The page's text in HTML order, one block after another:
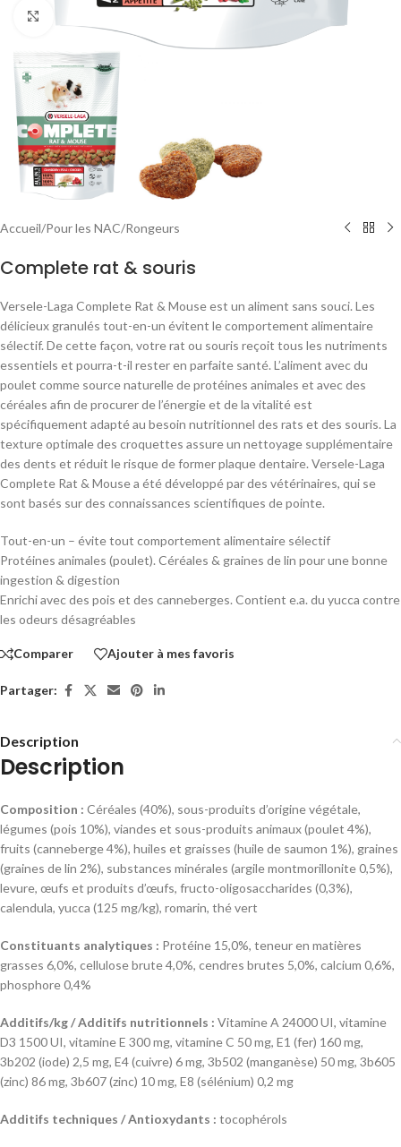
Accueil/Pour les NAC/Rongeurs
Complete rat & souris
Versele-Laga Complete Rat & Mouse est un aliment sans souci. Les
délicieux granulés tout-en-un évitent le comportement alimentaire
sélectif. De cette façon, votre rat ou souris reçoit tous les nutriments
essentiels et pourra-t-il rester en parfaite santé. L’aliment avec du
poulet comme source naturelle de protéines animales et avec des
céréales afin de procurer de l’énergie et de la vitalité est
spécifiquement adapté au besoin nutritionnel des rats et des souris. La
texture optimale des croquettes assure un nettoyage supplémentaire
des dents et réduit le risque de former plaque dentaire. Versele-Laga
Complete Rat & Mouse a été développé par des vétérinaires, qui se
sont basés sur des connaissances scientifiques de pointe.
Tout-en-un – évite tout comportement alimentaire sélectif
Protéines animales (poulet). Céréales & graines de lin pour une bonne
ingestion & digestion
Enrichi avec des pois et des canneberges. Contient e.a. du yucca contre
les odeurs désagréables
Comparer Ajouter à mes favoris
Partager:
Description
Description
Composition : Céréales (40%), sous-produits d’origine végétale,
légumes (pois 10%), viandes et sous-produits animaux (poulet 4%),
fruits (canneberge 4%), huiles et graisses (huile de saumon 1%), graines
(graines de lin 2%), substances minérales (argile montmorillonite 0,5%),
levure, œufs et produits d’œufs, fructo-oligosaccharides (0,3%),
calendula, yucca (125 mg/kg), romarin, thé vert
Constituants analytiques : Protéine 15,0%, teneur en matières
grasses 6,0%, cellulose brute 4,0%, cendres brutes 5,0%, calcium 0,6%,
phosphore 0,4%
Additifs/kg / Additifs nutritionnels : Vitamine A 24000 UI, vitamine
D3 1500 UI, vitamine E 300 mg, vitamine C 50 mg, E1 (fer) 160 mg,
3b202 (iode) 2,5 mg, E4 (cuivre) 6 mg, 3b502 (manganèse) 50 mg, 3b605
(zinc) 86 mg, 3b607 (zinc) 10 mg, E8 (sélénium) 0,2 mg
Additifs techniques / Antioxydants : tocophérols